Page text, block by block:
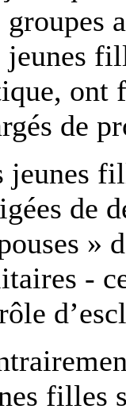
groupes
jeunes
ont
de
jeunes
de
»
-
filles